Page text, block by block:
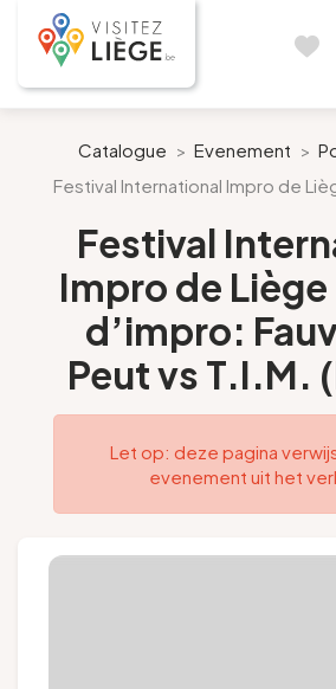
Inspiraties
Bereid mijn verblijf voor
Onze suggesties
Pays de Liège
Pers
Catalogue > Evenement >
Festival International Impro de
Festival
Impro de
d’impro:
Peut vs T.I.M.
Let op: deze pagina
evenement uit het